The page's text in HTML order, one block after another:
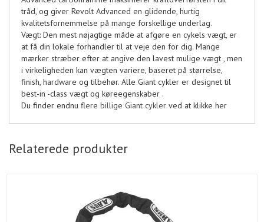
tråd, og giver Revolt Advanced en glidende, hurtig
kvalitetsfornemmelse på mange forskellige underlag.
Vægt: Den mest nøjagtige måde at afgøre en cykels vægt, er
at få din lokale forhandler til at veje den for dig. Mange
mærker stræber efter at angive den lavest mulige vægt , men
i virkeligheden kan vægten variere, baseret på størrelse,
finish, hardware og tilbehør. Alle Giant cykler er designet til
best-in -class vægt og køreegenskaber .
Du finder endnu flere billige Giant cykler ved at klikke her
Relaterede produkter